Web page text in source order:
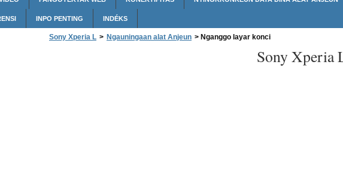
INPO PENTING INDÉKS
Sony Xperia L > Ngauningaan alat Anjeun > Nganggo layar konci
Sony Xperia